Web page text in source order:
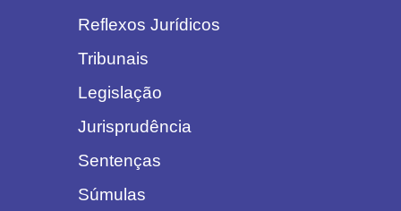
Reflexos Jurídicos
Tribunais
Legislação
Jurisprudência
Sentenças
Súmulas